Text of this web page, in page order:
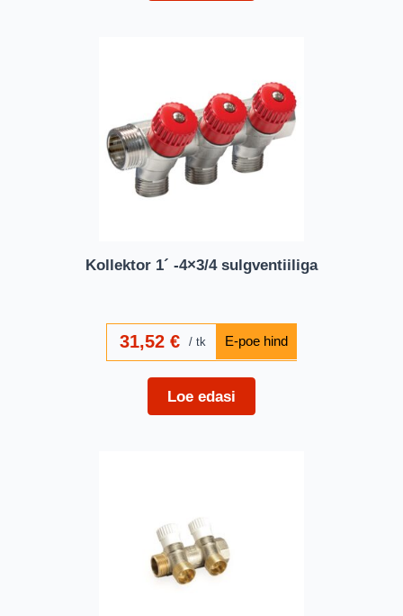
Kollektor 1´ -4×3/4 sulgventiiliga
31,52 € tk
Loe edasi